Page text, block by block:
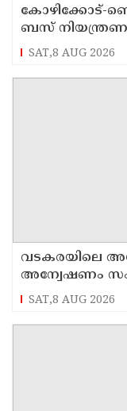
കോഴിക്കോട്-
ബസ് നിയന്ത്രണം
ഡ്രൈവര്‍ക്കും
SAT,8 AUG 2026
വടകരയിലെ
അന്വേഷണം
SAT,8 AUG 2026